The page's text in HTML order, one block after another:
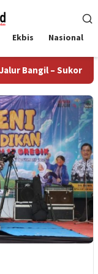
Ekbis Nasional
– Sukorejo Kini